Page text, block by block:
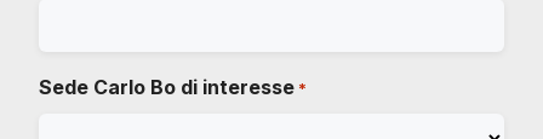
Sede Carlo Bo di interesse *